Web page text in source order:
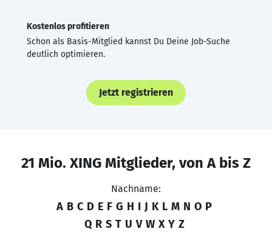
Kostenlos profitieren
Schon als Basis-Mitglied kannst Du Deine Job-Suche
deutlich optimieren.
Jetzt registrieren
21 Mio. XING Mitglieder, von A bis Z
Nachname:
A B C D E F G H I J K L M N O P
Q R S T U V W X Y Z